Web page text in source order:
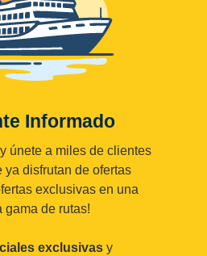
Informado
únete a miles de clientes
ya disfrutan de ofertas
exclusivas en una
gama de rutas!
exclusivas y